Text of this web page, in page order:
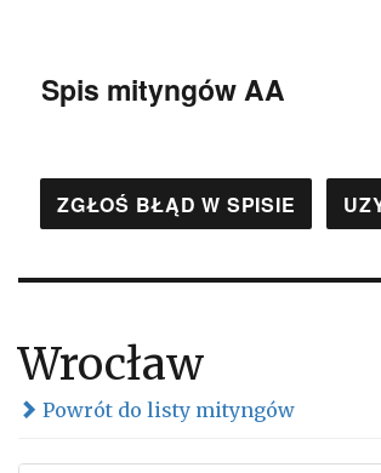
Spis mityngów AA
ZGŁOŚ BŁĄD W SPISIE
Wrocław
Powrót do listy mityngów